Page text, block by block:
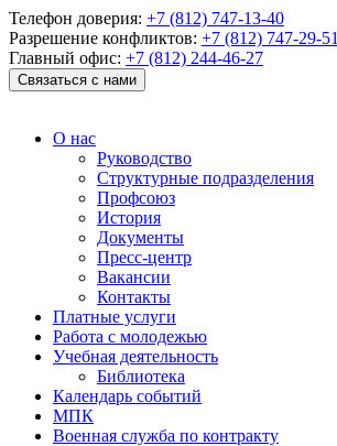
Телефон доверия: +7 (812) 747-13-40
Разрешение конфликтов: +7 (812) 747-29-51
Главный офис: +7 (812) 244-46-27
Связаться с нами
О нас
Руководство
Структурные подразделения
Профсоюз
История
Документы
Пресс-центр
Вакансии
Контакты
Платные услуги
Работа с молодежью
Учебная деятельность
Библиотека
Календарь событий
МПК
Военная служба по контракту